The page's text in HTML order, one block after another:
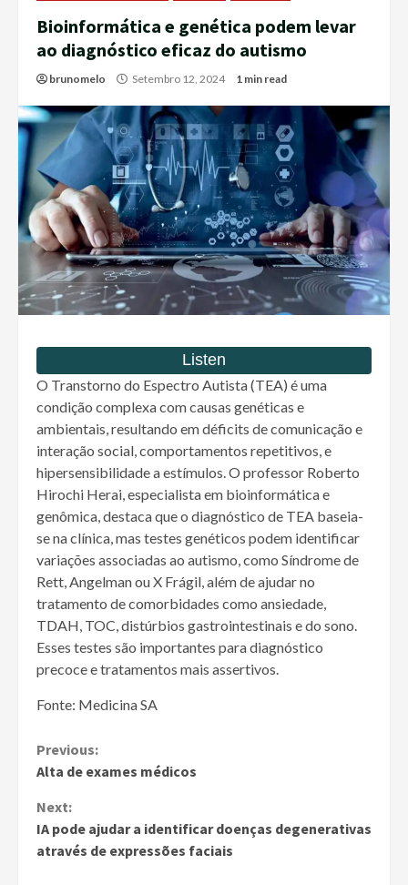
Bioinformática e genética podem levar
ao diagnóstico eficaz do autismo
brunomelo Setembro 12, 2024 1 min read
O Transtorno do Espectro Autista (TEA) é uma
condição complexa com causas genéticas e
ambientais, resultando em déficits de comunicação e
interação social, comportamentos repetitivos, e
hipersensibilidade a estímulos. O professor Roberto
Hirochi Herai, especialista em bioinformática e
genômica, destaca que o diagnóstico de TEA baseia-
se na clínica, mas testes genéticos podem identificar
variações associadas ao autismo, como Síndrome de
Rett, Angelman ou X Frágil, além de ajudar no
tratamento de comorbidades como ansiedade,
TDAH, TOC, distúrbios gastrointestinais e do sono.
Esses testes são importantes para diagnóstico
precoce e tratamentos mais assertivos.
Fonte: Medicina SA
Continue
Previous:
Alta de exames médicos
Next:
IA pode ajudar a identificar doenças degenerativas
através de expressões faciais